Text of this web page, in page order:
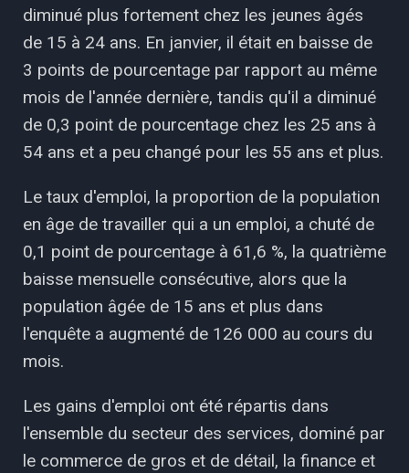
diminué plus fortement chez les jeunes âgés
de 15 à 24 ans. En janvier, il était en baisse de
3 points de pourcentage par rapport au même
mois de l'année dernière, tandis qu'il a diminué
de 0,3 point de pourcentage chez les 25 ans à
54 ans et a peu changé pour les 55 ans et plus.
Le taux d'emploi, la proportion de la population
en âge de travailler qui a un emploi, a chuté de
0,1 point de pourcentage à 61,6 %, la quatrième
baisse mensuelle consécutive, alors que la
population âgée de 15 ans et plus dans
l'enquête a augmenté de 126 000 au cours du
mois.
Les gains d'emploi ont été répartis dans
l'ensemble du secteur des services, dominé par
le commerce de gros et de détail, la finance et